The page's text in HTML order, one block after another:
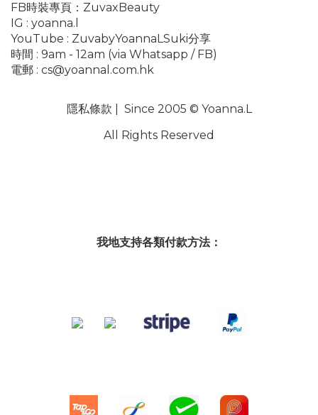
FB時裝專頁： ZuvaxBeauty
IG : yoanna.l
YouTube : ZuvabyYoannaLSuki分享
時間 : 9am - 12am (via Whatsapp / FB)
電郵 : cs@yoannal.com.hk
隱私條款 | Since 2005 © Yoanna.L
All Rights Reserved
我地支持各類付款方法：